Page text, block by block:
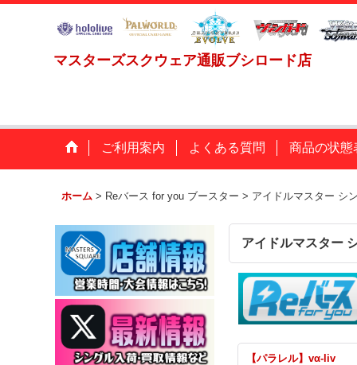
マスターズスクウェア通販ブシロード店
ご利用案内 よくある質問 商品の状態
ホーム > Reバース for you ブースター > アイドルマスター シ
アイドルマスター
【パラレル】vα-liv